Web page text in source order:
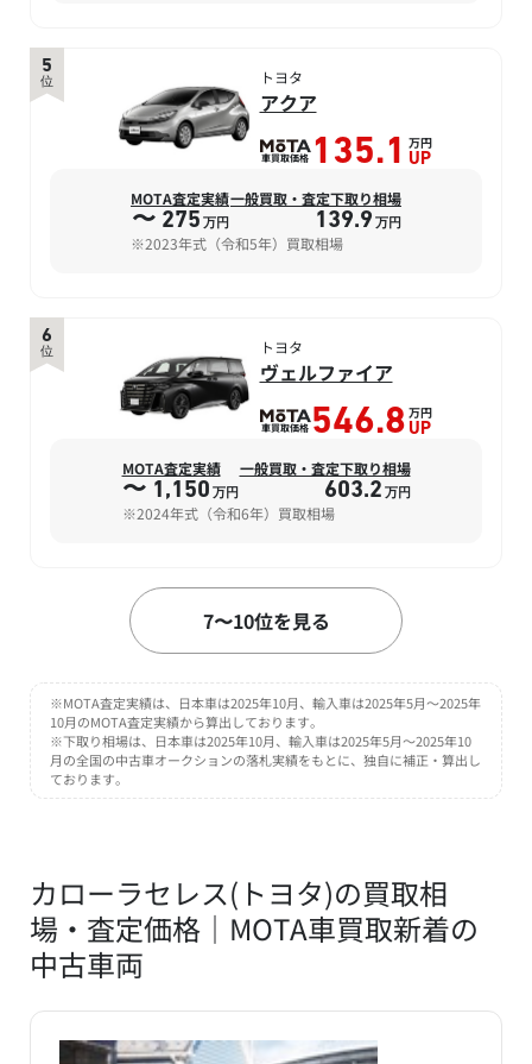
5
位 トヨタ
アクア
車買取価格135.1 万円
UP
MOTA査定実績
〜 275 万円
一般買取・査定下取り相場
139.9 万円
※2023年式（令和5年）買取相場
6
位 トヨタ
ヴェルファイア
車買取価格546.8 万円
UP
MOTA査定実績
〜 1,150 万円
一般買取・査定下取り相場
603.2 万円
※2024年式（令和6年）買取相場
トヨタ
車買取価格 235.9万円
UP
MOTA査定実績
〜 482.9万円
一般買取・査定下取り相場
247万円
位 トヨタ
シエンタ
MOTA査定実績一般買取・査定下取り相場
※2023年式（令和5年）買取相場
7〜10位を見る
※MOTA査定実績は、日本車は2025年10月、輸入車は2025年5月～2025年
10月のMOTA査定実績から算出しております。
※下取り相場は、日本車は2025年10月、輸入車は2025年5月～2025年10
月の全国の中古車オークションの落札実績をもとに、独自に補正・算出し
ております。
カローラセレス(トヨタ)の買取相
場・査定価格｜MOTA車買取新着の
中古車両